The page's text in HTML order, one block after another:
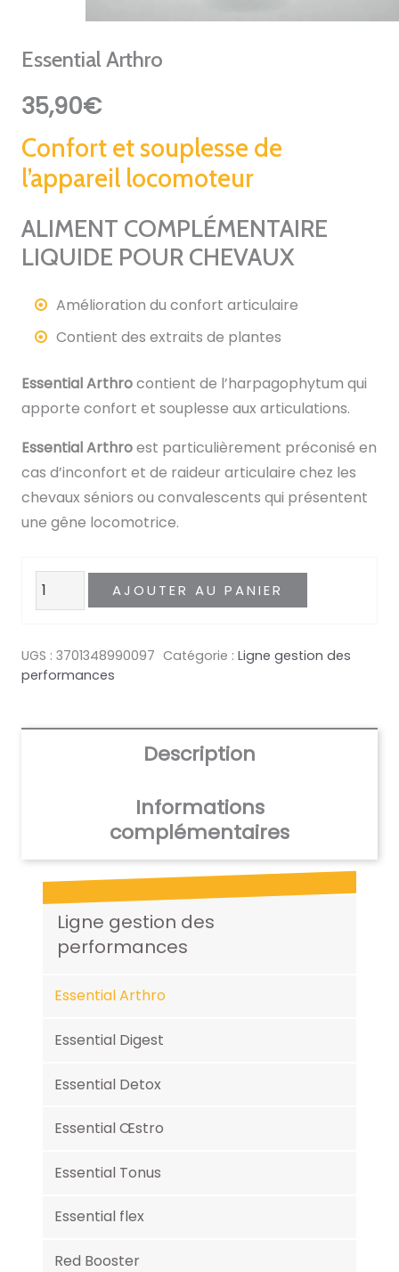
Essential Arthro
35,90€
Confort et souplesse de
l’appareil locomoteur
ALIMENT COMPLÉMENTAIRE
LIQUIDE POUR CHEVAUX
Amélioration du confort articulaire
Contient des extraits de plantes
Essential Arthrocontient de l’harpagophytum qui
apporte confort et souplesse aux articulations.
Essential Arthroest particulièrement préconisé en
cas d’inconfort et de raideur articulaire chez les
chevaux séniors ou convalescents qui présentent
une gêne locomotrice.
quantité
de
Arthro
AJOUTER AU PANIER
UGS : 3701348990097 Catégorie : Ligne gestion des
performances
Description
Informations
complémentaires
Ligne gestion des
performances
Essential Arthro
Essential Digest
Essential Detox
Essential Œstro
Essential Tonus
Essential flex
Red Booster